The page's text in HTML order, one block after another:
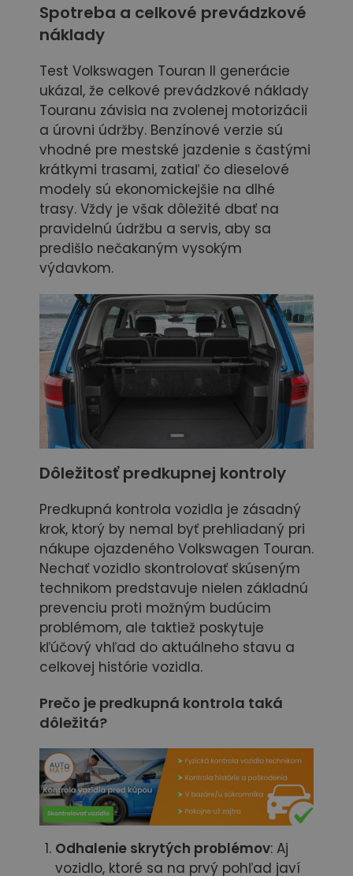
Spotreba a celkové prevádzkové
náklady
Test Volkswagen Touran II generácie
ukázal, že celkové prevádzkové náklady
Touranu závisia na zvolenej motorizácii
a úrovni údržby. Benzínové verzie sú
vhodné pre mestské jazdenie s častými
krátkymi trasami, zatiaľ čo dieselové
modely sú ekonomickejšie na dlhé
trasy. Vždy je však dôležité dbať na
pravidelnú údržbu a servis, aby sa
predišlo nečakaným vysokým
výdavkom.
Dôležitosť predkupnej kontroly
Predkupná kontrola vozidla je zásadný
krok, ktorý by nemal byť prehliadaný pri
nákupe ojazdeného Volkswagen Touran.
Nechať vozidlo skontrolovať skúseným
technikom predstavuje nielen základnú
prevenciu proti možným budúcim
problémom, ale taktiež poskytuje
kľúčový vhľad do aktuálneho stavu a
celkovej histórie vozidla.
Prečo je predkupná kontrola taká
dôležitá?
Odhalenie skrytých problémov: Aj
vozidlo, ktoré sa na prvý pohľad javí